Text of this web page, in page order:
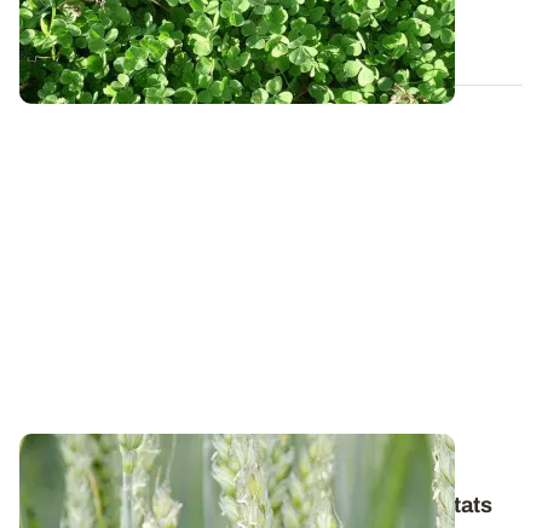
26 JUIN 2026
BRETAGNE
Variétés de blé tendre : les premiers résultats